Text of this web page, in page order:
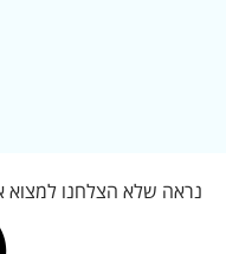
נראה שלא הצלחנו